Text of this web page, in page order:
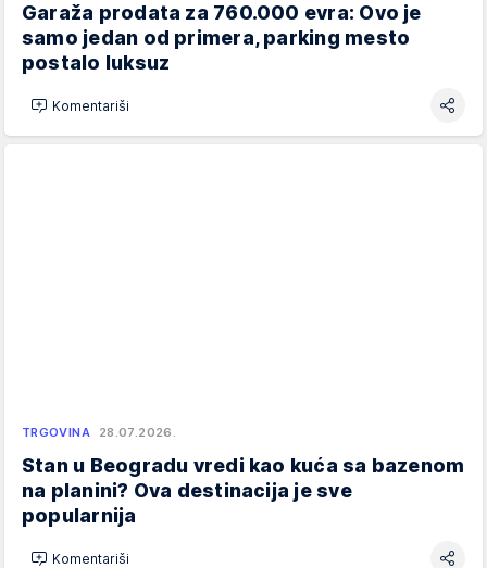
Garaža prodata za 760.000 evra: Ovo je
samo jedan od primera, parking mesto
postalo luksuz
Komentariši
TRGOVINA 28.07.2026.
Stan u Beogradu vredi kao kuća sa bazenom
na planini? Ova destinacija je sve
popularnija
Komentariši